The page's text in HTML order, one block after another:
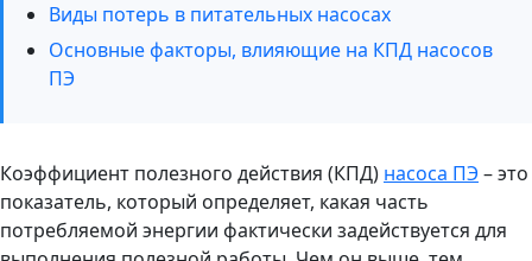
Виды потерь в питательных насосах
Основные факторы, влияющие на КПД насосов
ПЭ
Коэффициент полезного действия (КПД) насоса ПЭ– это
показатель, который определяет, какая часть
потребляемой энергии фактически задействуется для